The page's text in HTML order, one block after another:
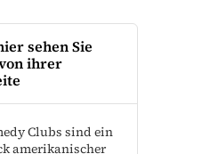
sehen Sie
ihrer
Clubs sind ein
amerikanischer